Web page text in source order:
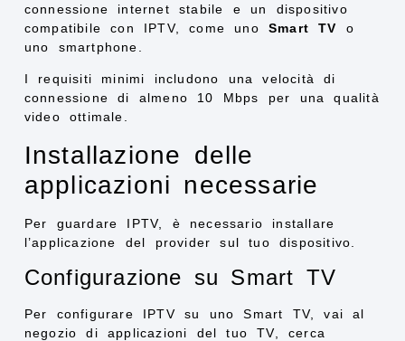
connessione internet stabile e un dispositivo
compatibile con IPTV, come unoSmart TV
o
uno smartphone.
I requisiti minimi includono una velocità di
connessione di almeno 10 Mbps per una qualità
video ottimale.
Installazione delle
applicazioni necessarie
Per guardare IPTV, è necessario installare
l’applicazione del provider sul tuo dispositivo.
Configurazione su Smart TV
Per configurare IPTV su uno Smart TV, vai al
negozio di applicazioni del tuo TV, cerca